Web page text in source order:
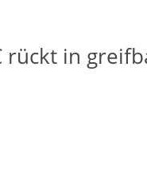
rückt in